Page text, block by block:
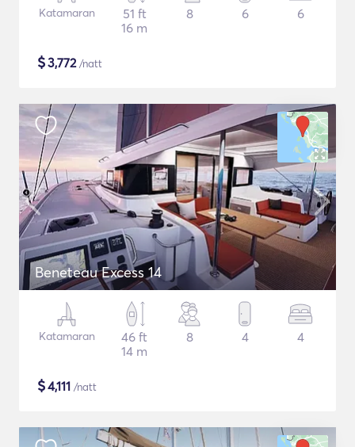
Katamaran
51 ft
16 m
8 6 6
$3,772/natt
Beneteau Excess 14
Katamaran
46 ft
14 m
8 4 4
$4,111 /natt